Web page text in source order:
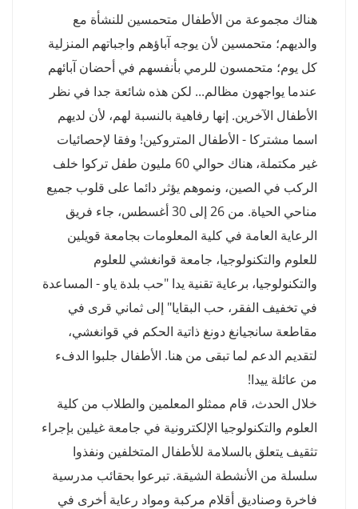
هناك مجموعة من الأطفال متحمسين للنشأة مع
والديهم؛ متحمسين لأن يوجه آباؤهم واجباتهم المنزلية
كل يوم؛ متحمسون للرمي بأنفسهم في أحضان آبائهم
عندما يواجهون مظالم... لكن هذه شائعة جدا في نظر
الأطفال الآخرين. إنها رفاهية بالنسبة لهم، لأن لديهم
اسما مشتركا - الأطفال المتروكين! وفقا لإحصائيات
غير مكتملة، هناك حوالي 60 مليون طفل تركوا خلف
الركب في الصين، ونموهم يؤثر دائما على قلوب جميع
مناحي الحياة. من 26 إلى 30 أغسطس، جاء فريق
الرعاية العامة في كلية المعلومات بجامعة قويلين
للعلوم والتكنولوجيا، جامعة قوانغشي للعلوم
والتكنولوجيا، برعاية تقنية يدا "حب بلدة ياو - المساعدة
في تخفيف الفقر، حب البقايا" إلى ثماني قرى في
مقاطعة سانجيانغ دونغ ذاتية الحكم في قوانغشي،
لتقديم الدعم لما تبقى من هنا. الأطفال جلبوا الدفء
من عائلة ييدا!
خلال الحدث، قام ممثلو المعلمين والطلاب من كلية
العلوم والتكنولوجيا الإلكترونية في جامعة غيلين بإجراء
تثقيف يتعلق بالسلامة للأطفال المتخلفين ونفذوا
سلسلة من الأنشطة الشيقة. تبرعوا بحقائب مدرسية
فاخرة وصناديق أقلام مركبة ومواد رعاية أخرى في